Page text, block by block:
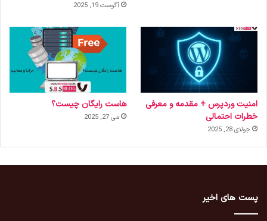
آگوست 19, 2025
امنیت وردپرس + مقدمه و معرفی
خطرات احتمالی
جولای 28, 2025
هاست رایگان چیست؟
می 27, 2025
پست های اخیر